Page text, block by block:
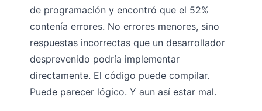
de programación y encontró que el 52%
contenía errores. No errores menores, sino
respuestas incorrectas que un desarrollador
desprevenido podría implementar
directamente. El código puede compilar.
Puede parecer lógico. Y aun así estar mal.